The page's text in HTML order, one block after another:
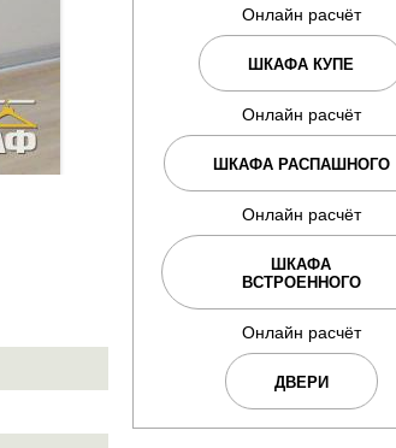
Онлайн расчёт
ШКАФА КУПЕ
Онлайн расчёт
ШКАФА РАСПАШНОГО
Онлайн расчёт
ШКАФА
ВСТРОЕННОГО
Онлайн расчёт
ДВЕРИ